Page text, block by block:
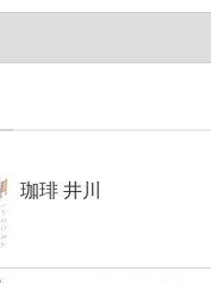
珈琲 井川